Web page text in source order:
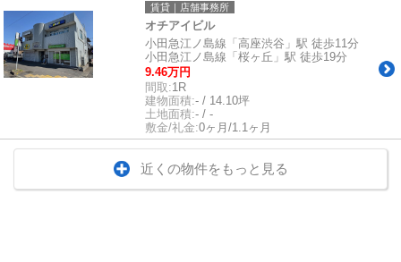
賃貸｜店舗事務所
オチアイビル
小田急江ノ島線「高座渋谷」駅 徒歩11分
小田急江ノ島線「桜ヶ丘」駅 徒歩19分
9.46万円
間取:1R
建物面積:- / 14.10坪
土地面積:- / -
敷金/礼金:0ヶ月/1.1ヶ月
近くの物件をもっと見る